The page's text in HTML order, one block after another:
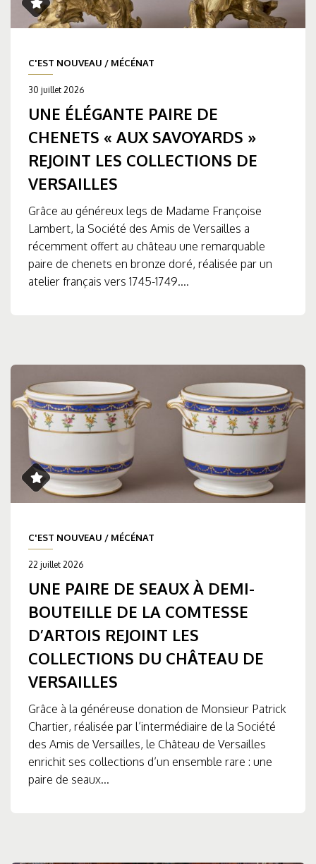
C'EST NOUVEAU / MÉCÉNAT
30 juillet 2026
UNE ÉLÉGANTE PAIRE DE
CHENETS « AUX SAVOYARDS »
REJOINT LES COLLECTIONS DE
VERSAILLES
Grâce au généreux legs de Madame Françoise
Lambert, la Société des Amis de Versailles a
récemment offert au château une remarquable
paire de chenets en bronze doré, réalisée par un
atelier français vers 1745-1749....
C'EST NOUVEAU / MÉCÉNAT
22 juillet 2026
UNE PAIRE DE SEAUX À DEMI-
BOUTEILLE DE LA COMTESSE
D’ARTOIS REJOINT LES
COLLECTIONS DU CHÂTEAU DE
VERSAILLES
Grâce à la généreuse donation de Monsieur Patrick
Chartier, réalisée par l’intermédiaire de la Société
des Amis de Versailles, le Château de Versailles
enrichit ses collections d’un ensemble rare : une
paire de seaux...